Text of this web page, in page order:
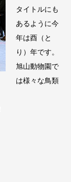
タイトルにも
あるように今
年は酉（と
り）年です。
旭山動物園で
は様々な鳥類